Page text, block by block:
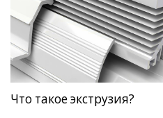
Что такое экструзия?